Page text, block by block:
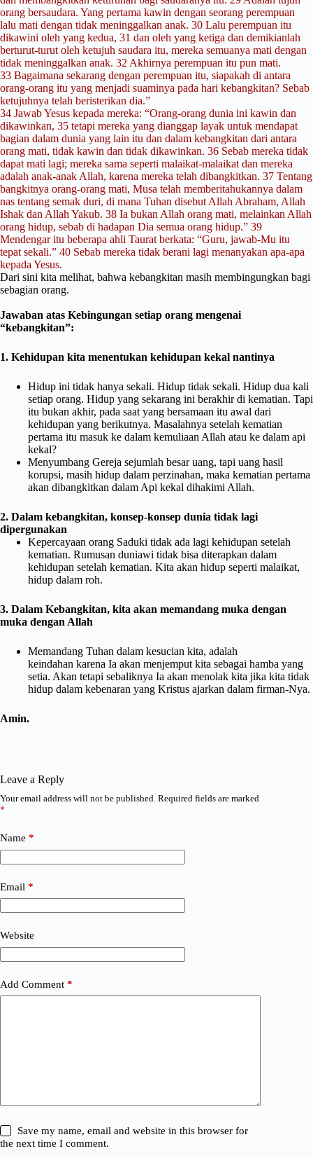
orang bersaudara. Yang pertama kawin dengan seorang perempuan
lalu mati dengan tidak meninggalkan anak. 30 Lalu perempuan itu
dikawini oleh yang kedua, 31 dan oleh yang ketiga dan demikianlah
berturut-turut oleh ketujuh saudara itu, mereka semuanya mati dengan
tidak meninggalkan anak. 32 Akhirnya perempuan itu pun mati.
33 Bagaimana sekarang dengan perempuan itu, siapakah di antara
orang-orang itu yang menjadi suaminya pada hari kebangkitan? Sebab
ketujuhnya telah beristerikan dia.”
34 Jawab Yesus kepada mereka: “Orang-orang dunia ini kawin dan
dikawinkan, 35 tetapi mereka yang dianggap layak untuk mendapat
bagian dalam dunia yang lain itu dan dalam kebangkitan dari antara
orang mati, tidak kawin dan tidak dikawinkan. 36 Sebab mereka tidak
dapat mati lagi; mereka sama seperti malaikat-malaikat dan mereka
adalah anak-anak Allah, karena mereka telah dibangkitkan. 37 Tentang
bangkitnya orang-orang mati, Musa telah memberitahukannya dalam
nas tentang semak duri, di mana Tuhan disebut Allah Abraham, Allah
Ishak dan Allah Yakub. 38 Ia bukan Allah orang mati, melainkan Allah
orang hidup, sebab di hadapan Dia semua orang hidup.” 39
Mendengar itu beberapa ahli Taurat berkata: “Guru, jawab-Mu itu
tepat sekali.” 40 Sebab mereka tidak berani lagi menanyakan apa-apa
kepada Yesus.
Dari sini kita melihat, bahwa kebangkitan masih membingungkan bagi
sebagian orang.
Jawaban atas Kebingungan setiap orang mengenai
“kebangkitan”:
1. Kehidupan kita menentukan kehidupan kekal nantinya
Hidup ini tidak hanya sekali. Hidup tidak sekali. Hidup dua kali
setiap orang. Hidup yang sekarang ini berakhir di kematian. Tapi
itu bukan akhir, pada saat yang bersamaan itu awal dari
kehidupan yang berikutnya. Masalahnya setelah kematian
pertama itu masuk ke dalam kemuliaan Allah atau ke dalam api
kekal?
Menyumbang Gereja sejumlah besar uang, tapi uang hasil
korupsi, masih hidup dalam perzinahan, maka kematian pertama
akan dibangkitkan dalam Api kekal dihakimi Allah.
2. Dalam kebangkitan, konsep-konsep dunia tidak lagi
dipergunakan
Kepercayaan orang Saduki tidak ada lagi kehidupan setelah
kematian. Rumusan duniawi tidak bisa diterapkan dalam
kehidupan setelah kematian. Kita akan hidup seperti malaikat,
hidup dalam roh.
3. Dalam Kebangkitan, kita akan memandang muka dengan
muka dengan Allah
Memandang Tuhan dalam kesucian kita, adalah
keindahan karena Ia akan menjemput kita sebagai hamba yang
setia. Akan tetapi sebaliknya Ia akan menolak kita jika kita tidak
hidup dalam kebenaran yang Kristus ajarkan dalam firman-Nya.
Amin.
Leave a Reply
Your email address will not be published. Required fields are marked
*
Name *
Email *
Website
Add Comment *
Save my name, email and website in this browser for
the next time I comment.